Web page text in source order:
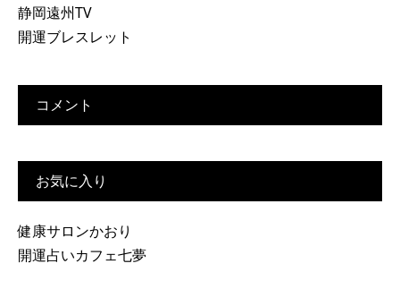
静岡遠州TV
開運ブレスレット
コメント
お気に入り
健康サロンかおり
開運占いカフェ七夢